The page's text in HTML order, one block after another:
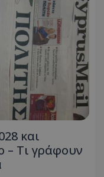
και
– Τι γράφουν